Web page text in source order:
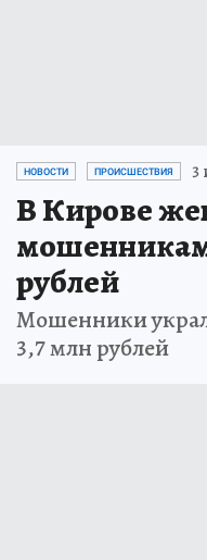
НОВОСТИ ПРОИСШЕСТВИЯ 3
В Кирове
рублей
Мошенники
3,7 млн рублей